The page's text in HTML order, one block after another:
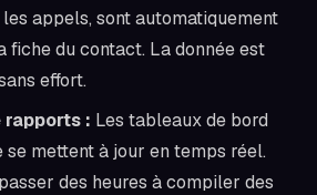
les appels, sont automatiquement
fiche du contact. La donnée est
effort.
rapports : Les tableaux de bord
se mettent à jour en temps réel.
des heures à compiler des